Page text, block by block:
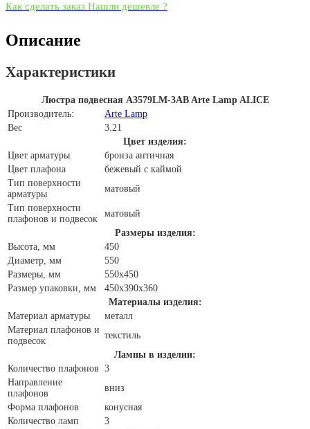
Как сделать заказ Нашли дешевле ?
Описание
Характеристики
Люстра подвесная A3579LM-3AB Arte Lamp ALICE
Производитель:
Arte Lamp
Вес
3.21
Цвет изделия:
Цвет арматуры
бронза античная
Цвет плафона
бежевый с каймой
Тип поверхности
арматуры
матовый
Тип поверхности
плафонов и подвесок
матовый
Размеры изделия:
Высота, мм
450
Диаметр, мм
550
Размеры, мм
550x450
Размер упаковки, мм
450x390x360
Материалы изделия:
Материал арматуры
металл
Материал плафонов и
подвесок
текстиль
Лампы в изделии:
Количество плафонов 3
Направление
плафонов
вниз
Форма плафонов
конусная
Количество ламп
3